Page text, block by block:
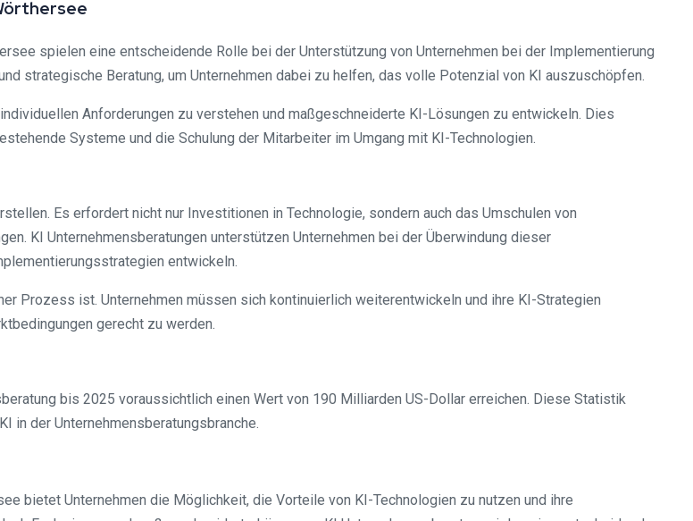
spielen eine entscheidende Rolle bei der Unterstützung von Unternehmen bei der Implementierung
strategische Beratung, um Unternehmen dabei zu helfen, das volle Potenzial von KI auszuschöpfen.
Anforderungen zu verstehen und maßgeschneiderte KI-Lösungen zu entwickeln. Dies
Systeme und die Schulung der Mitarbeiter im Umgang mit KI-Technologien.
Es erfordert nicht nur Investitionen in Technologie, sondern auch das Umschulen von
KI Unternehmensberatungen unterstützen Unternehmen bei der Überwindung dieser
entwickeln.
Prozess ist. Unternehmen müssen sich kontinuierlich weiterentwickeln und ihre KI-Strategien
gerecht zu werden.
bis 2025 voraussichtlich einen Wert von 190 Milliarden US-Dollar erreichen. Diese Statistik
in der Unternehmensberatungsbranche.
bietet Unternehmen die Möglichkeit, die Vorteile von KI-Technologien zu nutzen und ihre